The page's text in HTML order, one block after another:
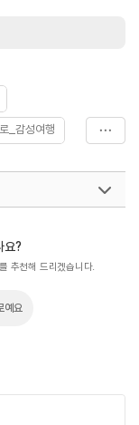
_감성여행
요?
추천해 드리겠습니다.
예요